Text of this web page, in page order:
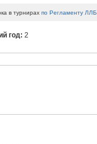
в турнирахпо Регламенту ЛЛБ
год:2